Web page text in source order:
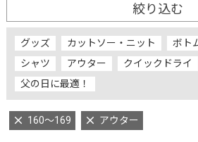
絞り込む
グッズ カットソー・ニット ボト
シャツ
アウター クイックドライ
父の日に最適！
160～169 アウター